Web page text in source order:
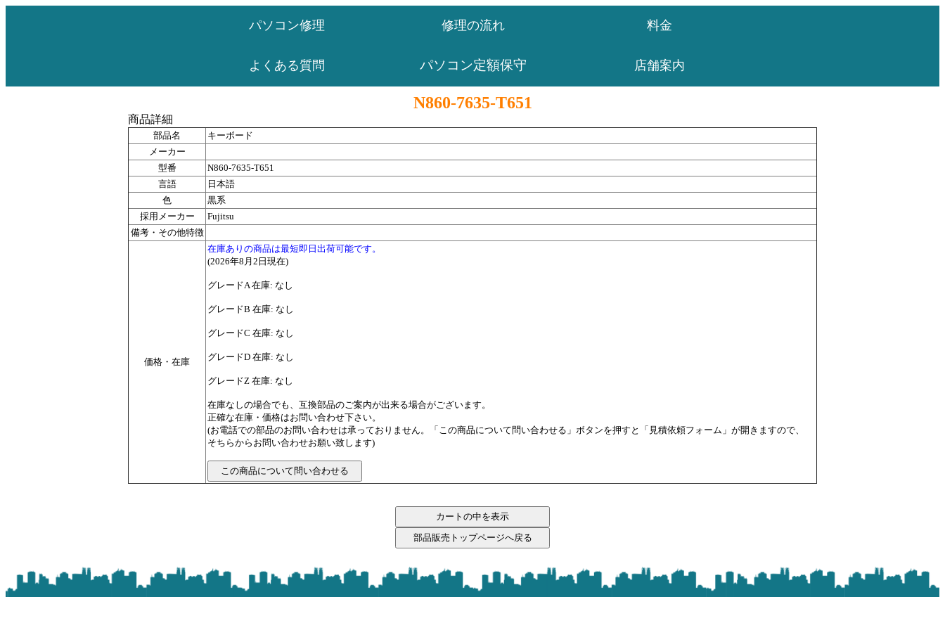
パソコン修理 修理の流れ 料金
よくある質問 パソコン定額保守 店舗案内
N860-7635-T651
商品詳細
部品名
キーボード
メーカー
型番
N860-7635-T651
言語
日本語
色
黒系
採用メーカー
Fujitsu
備考・その他特徴
価格・在庫
在庫ありの商品は最短即日出荷可能です。
(2026年8月2日現在)
グレードA 在庫: なし
グレードB 在庫: なし
グレードC 在庫: なし
グレードD 在庫: なし
グレードZ 在庫: なし
在庫なしの場合でも、互換部品のご案内が出来る場合がございます。
正確な在庫・価格はお問い合わせ下さい。
(お電話での部品のお問い合わせは承っておりません。「この商品について問い合わせる」ボタンを押すと「見積依頼フォーム」が開きますので、
そちらからお問い合わせお願い致します)